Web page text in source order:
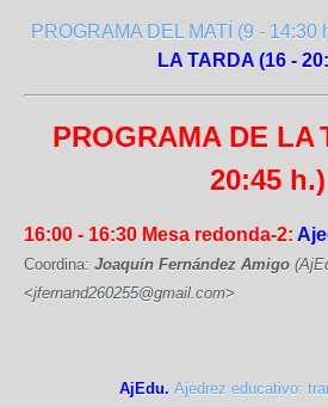
PROGRAMA DEL MATÍ (9 - 14:30
LA TARDA (16 -
PROGRAMA DE LA
20:45 h.)
16:00 - 16:30 Mesa redonda-2:
Coordina: Joaquín Fernández Amigo
<jfernand260255@gmail.com>
AjEdu. Ajedrez educativo: